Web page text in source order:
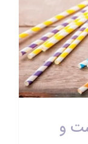
و